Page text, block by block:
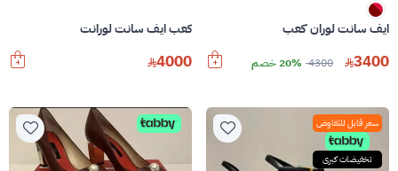
ايف سانت لوران كعب
3400
4300 20% خصم
كعب ايف سانت لورانت
4000
سعر قابل للتفاوض
تخفيضات كبرى